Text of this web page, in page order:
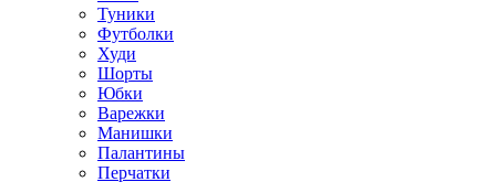
Туники
Футболки
Худи
Шорты
Юбки
Варежки
Манишки
Палантины
Перчатки